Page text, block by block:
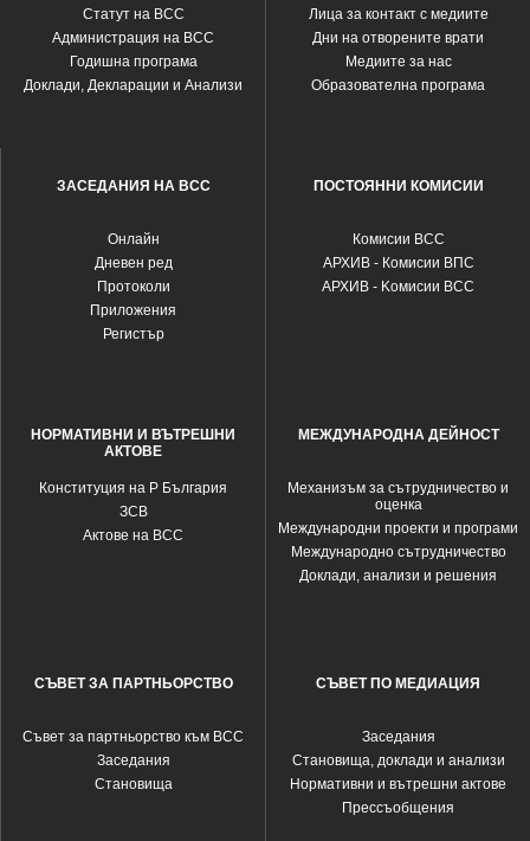
Статут на ВСС
Администрация на ВСС
Годишна програма
Доклади, Декларации и Анализи
Лица за контакт с медиите
Дни на отворените врати
Медиите за нас
Образователна програма
ЗАСЕДАНИЯ НА ВСС
Oнлайн
Дневен ред
Протоколи
Приложения
Регистър
ПОСТОЯННИ КОМИСИИ
Комисии ВСС
АРХИВ - Комисии ВПС
АРХИВ - Kомисии ВСС
НОРМАТИВНИ И ВЪТРЕШНИ
АКТОВЕ
Конституция на Р България
ЗСВ
Актове на ВСС
МЕЖДУНАРОДНА ДЕЙНОСТ
Механизъм за сътрудничество и
оценка
Международни проекти и програми
Международно сътрудничество
Доклади, анализи и решения
СЪВЕТ ЗА ПАРТНЬОРСТВО
Съвет за партньорство към ВСС
Заседания
Становища
СЪВЕТ ПО МЕДИАЦИЯ
Заседания
Становища, доклади и анализи
Нормативни и вътрешни актове
Прессъобщения